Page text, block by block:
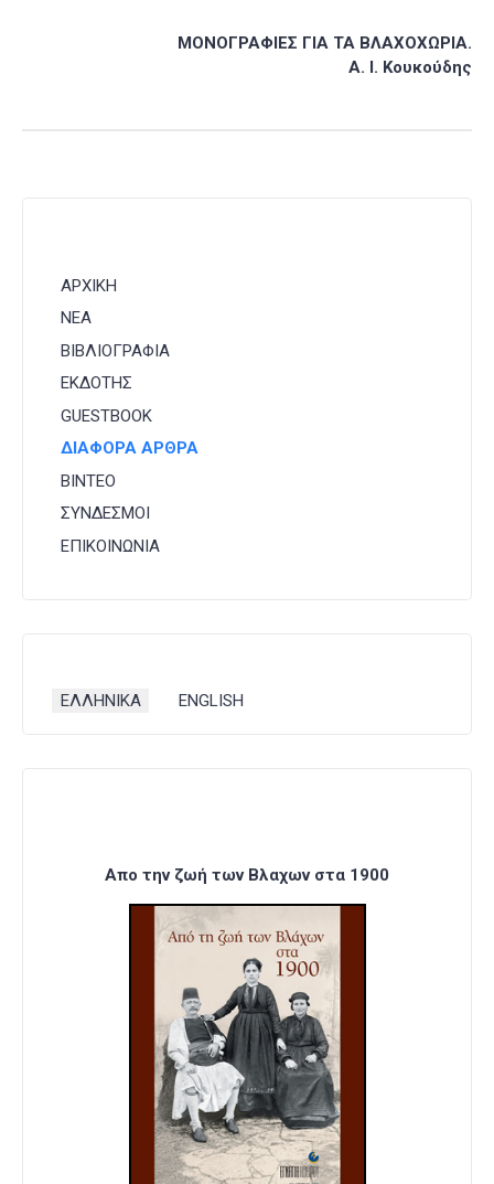
ΜΟΝΟΓΡΑΦΙΕΣ ΓΙΑ ΤΑ ΒΛΑΧΟΧΩΡΙΑ.
Α. Ι. Κουκούδης
ΑΡΧΙΚΗ
ΝΕΑ
ΒΙΒΛΙΟΓΡΑΦΙΑ
ΕΚΔΟΤΗΣ
GUESTBOOK
ΔΙΑΦΟΡΑ ΑΡΘΡΑ
ΒΙΝΤΕΟ
ΣΥΝΔΕΣΜΟΙ
ΕΠΙΚΟΙΝΩΝΙΑ
Επιλέξτε τη γλώσσα σας
ΕΛΛΗΝΙΚΑ ENGLISH
Απο την ζωή των Βλαχων στα 1900